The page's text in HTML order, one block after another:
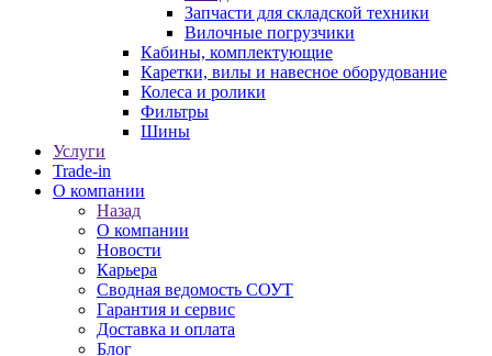
Запчасти для складской техники
Вилочные погрузчики
Кабины, комплектующие
Каретки, вилы и навесное оборудование
Колеса и ролики
Фильтры
Шины
Услуги
Trade-in
О компании
Назад
О компании
Новости
Карьера
Сводная ведомость СОУТ
Гарантия и сервис
Доставка и оплата
Блог